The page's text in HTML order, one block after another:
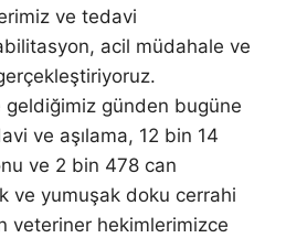
ve tedavi
, acil müdahale ve
geldiğimiz günden bugüne
ve aşılama, 12 bin 14
ve 2 bin 478 can
ve yumuşak doku cerrahi
veteriner hekimlerimizce